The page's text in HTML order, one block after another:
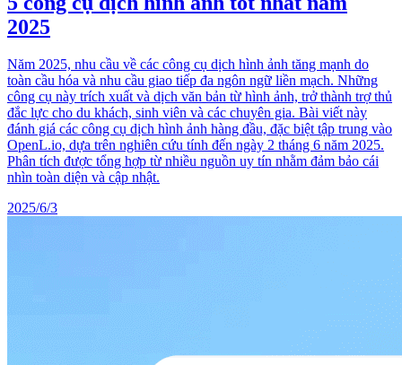
2025
Năm 2025, nhu cầu về các công cụ dịch hình ảnh tăng mạnh do
toàn cầu hóa và nhu cầu giao tiếp đa ngôn ngữ liền mạch. Những
công cụ này trích xuất và dịch văn bản từ hình ảnh, trở thành trợ thủ
đắc lực cho du khách, sinh viên và các chuyên gia. Bài viết này
đánh giá các công cụ dịch hình ảnh hàng đầu, đặc biệt tập trung vào
OpenL.io, dựa trên nghiên cứu tính đến ngày 2 tháng 6 năm 2025.
Phân tích được tổng hợp từ nhiều nguồn uy tín nhằm đảm bảo cái
nhìn toàn diện và cập nhật.
2025/6/3